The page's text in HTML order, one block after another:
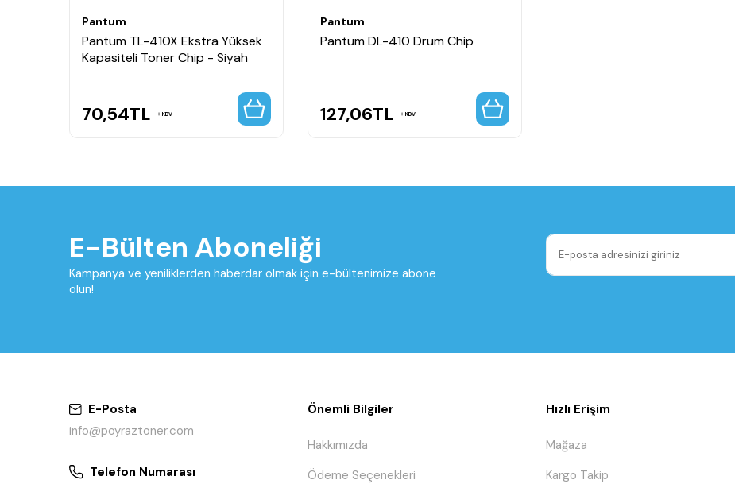
Pantum
Pantum TL-410X Ekstra Yüksek
Kapasiteli Toner Chip - Siyah
70,54TL KDV
Pantum
Pantum DL-410 Drum Chip
127,06TL KDV
E-Bülten Aboneliği
Kampanya ve yeniliklerden haberdar olmak için e-bültenimize abone
olun!
E-Posta
info@poyraztoner.com
Telefon Numarası
Önemli Bilgiler
Hakkımızda
Ödeme Seçenekleri
Hızlı Erişim
Mağaza
Kargo Takip